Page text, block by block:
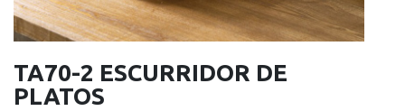
TA70-2 ESCURRIDOR DE
PLATOS